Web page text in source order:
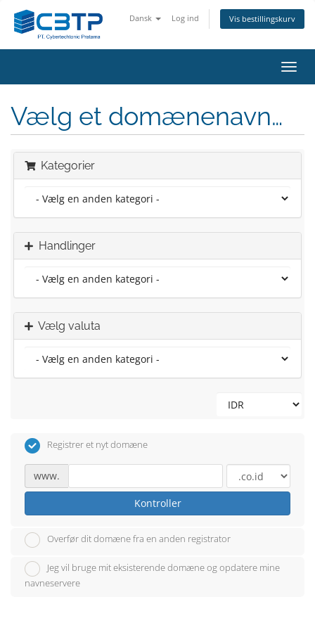
Dansk Log ind Vis bestillingskurv
Skift
Vælg et domænenavn…
Kategorier
Handlinger
Vælg valuta
Registrer et nyt domæne
www.
Kontroller
Overfør dit domæne fra en anden registrator
Jeg vil bruge mit eksisterende domæne og opdatere mine
navneservere